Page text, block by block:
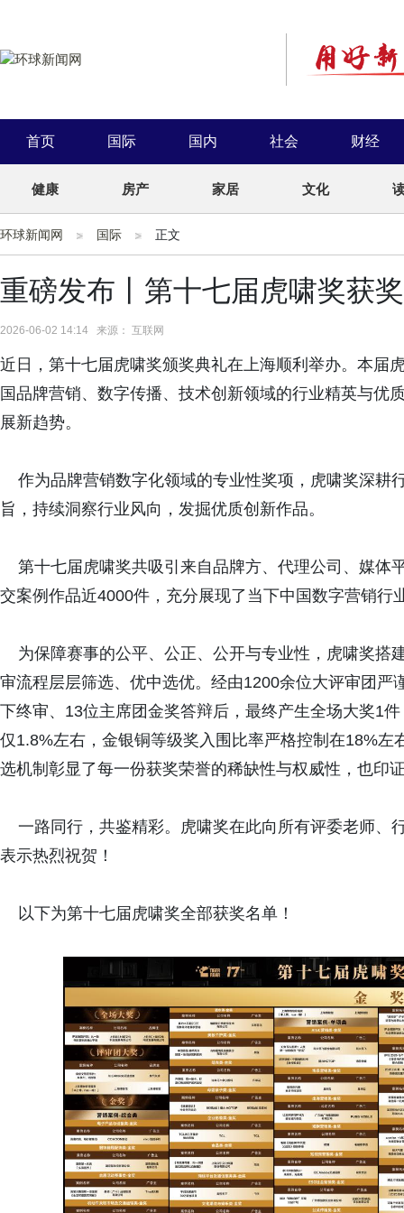
首页 国际 国内 社会 财经
健康 房产 家居 文化
环球新闻网 国际 正文
重磅发布丨第十七届虎啸奖获
2026-06-02 14:14 来源： 互联网
近日，第十七届虎啸奖颁奖典礼在上海顺利举办。本届
国品牌营销、数字传播、技术创新领域的行业精英与优
展新趋势。
作为品牌营销数字化领域的专业性奖项，虎啸奖深耕
旨，持续洞察行业风向，发掘优质创新作品。
第十七届虎啸奖共吸引来自品牌方、代理公司、媒体
交案例作品近4000件，充分展现了当下中国数字营销行
为保障赛事的公平、公正、公开与专业性，虎啸奖搭
审流程层层筛选、优中选优。经由1200余位大评审团
下终审、13位主席团金奖答辩后，最终产生全场大奖1
仅1.8%左右，金银铜等级奖入围比率严格控制在18%
选机制彰显了每一份获奖荣誉的稀缺性与权威性，也印
一路同行，共鉴精彩。虎啸奖在此向所有评委老师、
表示热烈祝贺！
以下为第十七届虎啸奖全部获奖名单！